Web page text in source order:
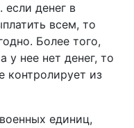
если денег в
всем, то
Более того,
у нее нет денег, то
контролирует из
единиц,